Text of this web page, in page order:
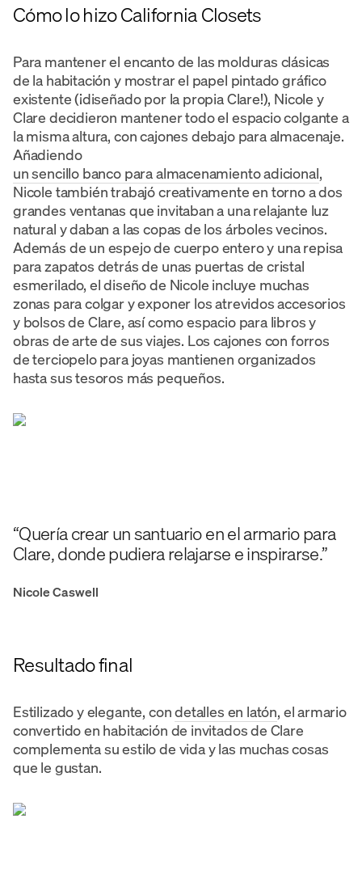
Cómo lo hizo California Closets
Para mantener el encanto de las molduras clásicas
de la habitación y mostrar el papel pintado gráfico
existente (¡diseñado por la propia Clare!), Nicole y
Clare decidieron mantener todo el espacio colgante a
la misma altura, con cajones debajo para almacenaje.
Añadiendo
un sencillo banco para almacenamiento adicional,
Nicole también trabajó creativamente en torno a dos
grandes ventanas que invitaban a una relajante luz
natural y daban a las copas de los árboles vecinos.
Además de un espejo de cuerpo entero y una repisa
para zapatos detrás de unas puertas de cristal
esmerilado, el diseño de Nicole incluye muchas
zonas para colgar y exponer los atrevidos accesorios
y bolsos de Clare, así como espacio para libros y
obras de arte de sus viajes. Los cajones con forros
de terciopelo para joyas mantienen organizados
hasta sus tesoros más pequeños.
“Quería crear un santuario en el armario para
Clare, donde pudiera relajarse e inspirarse.”
Nicole Caswell
Resultado final
Estilizado y elegante, condetalles en latón, el armario
convertido en habitación de invitados de Clare
complementa su estilo de vida y las muchas cosas
que le gustan.